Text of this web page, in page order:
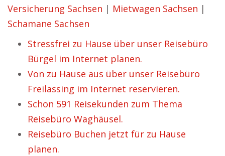
Versicherung Sachsen | Mietwagen Sachsen |
Schamane Sachsen
Stressfrei zu Hause über unser Reisebüro
Bürgel im Internet planen.
Von zu Hause aus über unser Reisebüro
Freilassing im Internet reservieren.
Schon 591 Reisekunden zum Thema
Reisebüro Waghäusel.
Reisebüro Buchen jetzt für zu Hause
planen.